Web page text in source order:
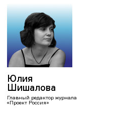
Юлия
Шишалова
Главный редактор журнала
«Проект Россия»